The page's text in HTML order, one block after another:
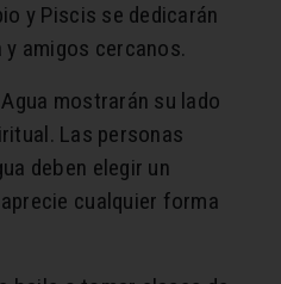
y Piscis se dedicarán
amigos cercanos.
mostrarán su lado
Las personas
deben elegir un
cualquier forma